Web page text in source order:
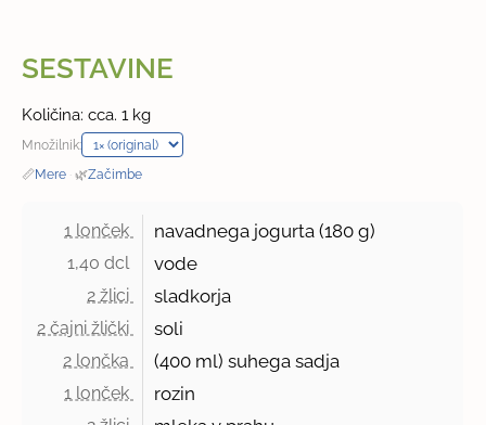
SESTAVINE
Količina: cca. 1 kg
Množilnik:
📏Mere · 🌿Začimbe
1 lonček navadnega jogurta (180 g)
1,40 dcl vode
2 žlici sladkorja
2 čajni žlički soli
2 lončka (400 ml) suhega sadja
1 lonček rozin